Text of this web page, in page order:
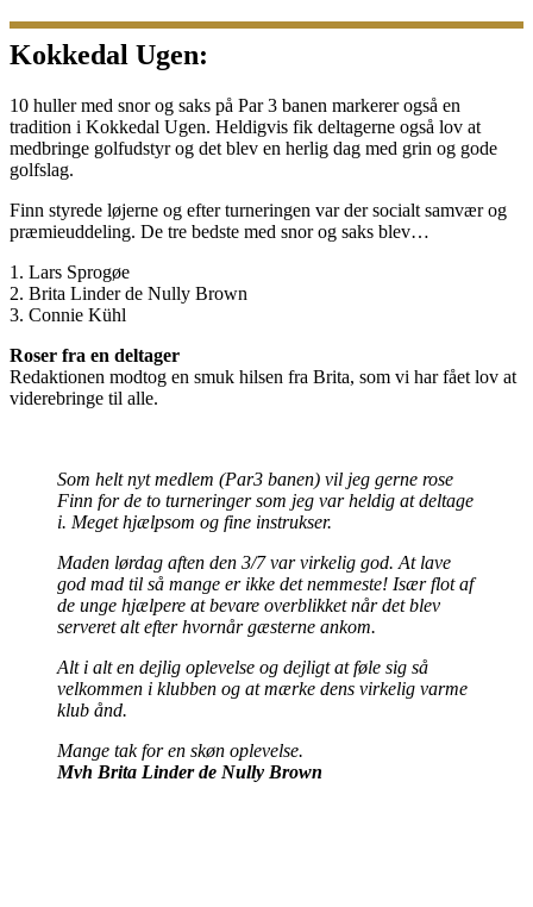
Kokkedal Ugen:
10 huller med snor og saks på Par 3 banen markerer også en
tradition i Kokkedal Ugen. Heldigvis fik deltagerne også lov at
medbringe golfudstyr og det blev en herlig dag med grin og gode
golfslag.
Finn styrede løjerne og efter turneringen var der socialt samvær og
præmieuddeling. De tre bedste med snor og saks blev…
1. Lars Sprogøe
2. Brita Linder de Nully Brown
3. Connie Kühl
Roser fra en deltager
Redaktionen modtog en smuk hilsen fra Brita, som vi har fået lov at
viderebringe til alle.
Som helt nyt medlem (Par3 banen) vil jeg gerne rose
Finn for de to turneringer som jeg var heldig at deltage
i. Meget hjælpsom og fine instrukser.
Maden lørdag aften den 3/7 var virkelig god. At lave
god mad til så mange er ikke det nemmeste! Især flot af
de unge hjælpere at bevare overblikket når det blev
serveret alt efter hvornår gæsterne ankom.
Alt i alt en dejlig oplevelse og dejligt at føle sig så
velkommen i klubben og at mærke dens virkelig varme
klub ånd.
Mange tak for en skøn oplevelse.
Mvh Brita Linder de Nully Brown